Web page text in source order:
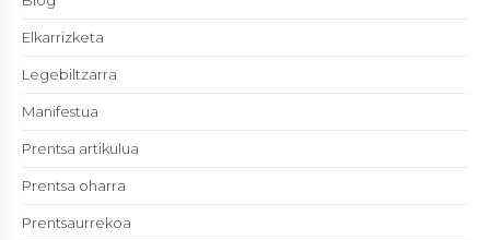
Elkarrizketa
Legebiltzarra
Manifestua
Prentsa artikulua
Prentsa oharra
Prentsaurrekoa